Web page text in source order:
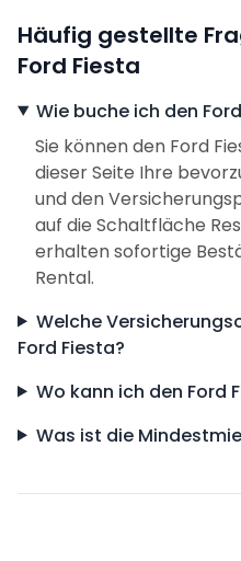
Häufig gestellte
Ford Fiesta
Wie buche ich den
Sie können den Ford
dieser Seite Ihre
und den
auf die Schaltfläche
erhalten sofortige
Rental.
Welche
Ford Fiesta?
Wo kann ich den Ford
Was ist die